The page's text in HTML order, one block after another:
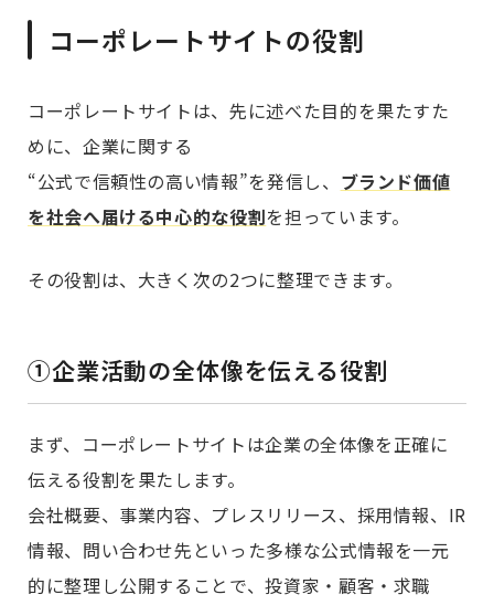
コーポレートサイトの役割
コーポレートサイトは、先に述べた目的を果たすた
めに、企業に関する
“公式で信頼性の高い情報”を発信し、 ブランド価値
を社会へ届ける中心的な役割を担っています。
その役割は、大きく次の2つに整理できます。
①企業活動の全体像を伝える役割
まず、コーポレートサイトは企業の全体像を正確に
伝える役割を果たします。
会社概要、事業内容、プレスリリース、採用情報、IR
情報、問い合わせ先といった多様な公式情報を一元
的に整理し公開することで、投資家・顧客・求職